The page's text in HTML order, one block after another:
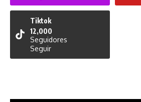
Tiktok
12,000
Seguidores
Seguir